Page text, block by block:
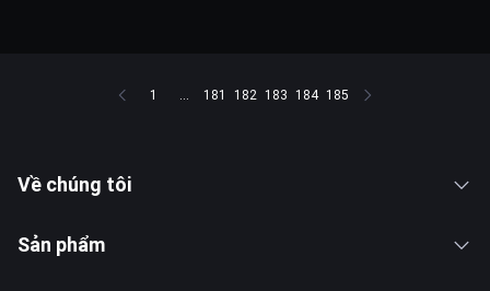
1 ... 181 182 183 184 185
Về chúng tôi
Sản phẩm